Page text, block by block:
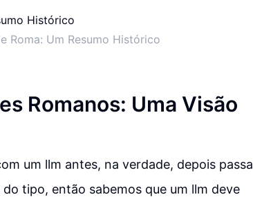
Roma: Um Resumo Histórico
Romanos: Uma Visão
um llm antes, na verdade, depois passa
tipo, então sabemos que um llm deve